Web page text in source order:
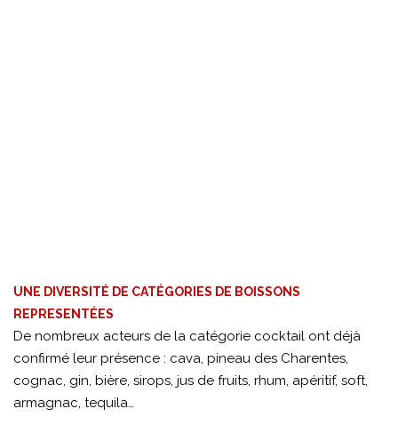
UNE DIVERSITÉ DE CATÉGORIES DE BOISSONS
REPRESENTÉES
De nombreux acteurs de la catégorie cocktail ont déjà
confirmé leur présence : cava, pineau des Charentes,
cognac, gin, bière, sirops, jus de fruits, rhum, apéritif, soft,
armagnac, tequila…